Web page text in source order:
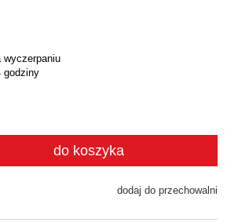
wyczerpaniu
godziny
do koszyka
dodaj do przechowalni